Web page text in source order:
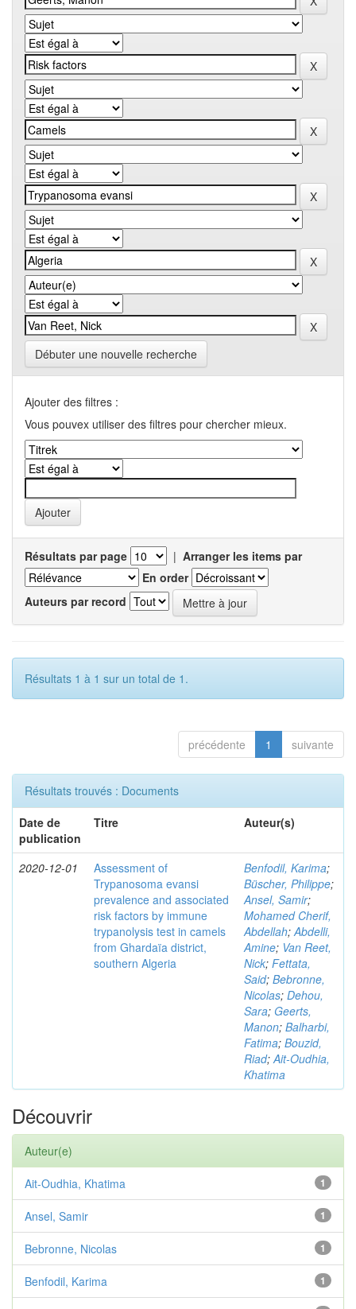
Débuter une nouvelle recherche
Ajouter des filtres :
Vous pouvex utiliser des filtres pour chercher mieux.
Résultats par page | Arranger les items par
En order
Auteurs par record
Résultats 1 à 1 sur un total de 1.
précédente 1 suivante
Résultats trouvés : Documents
Date de
publication
Titre Auteur(s)
2020-12-01
Assessment of
Trypanosoma evansi
prevalence and associated
risk factors by immune
trypanolysis test in camels
from Ghardaïa district,
southern Algeria
Benfodil, Karima;
Büscher, Philippe;
Ansel, Samir;
Mohamed Cherif,
Abdellah;Abdelli,
Amine; Van Reet,
Nick; Fettata,
Said; Bebronne,
Nicolas; Dehou,
Sara; Geerts,
Manon; Balharbi,
Fatima; Bouzid,
Riad;Ait-Oudhia,
Khatima
Découvrir
Auteur(e)
1
Ait-Oudhia, Khatima
1
Ansel, Samir
1
Bebronne, Nicolas
1
Benfodil, Karima